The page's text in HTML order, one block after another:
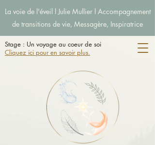
La voie de l'éveil l Julie Mullier l Accompagnement
de transitions de vie, Messagère, Inspiratrice
Stage : Un voyage au coeur de soi
Cliquez ici pour en savoir plus.